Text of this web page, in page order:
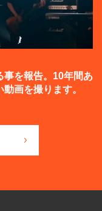
事を報告。10年間あ
画を撮ります。